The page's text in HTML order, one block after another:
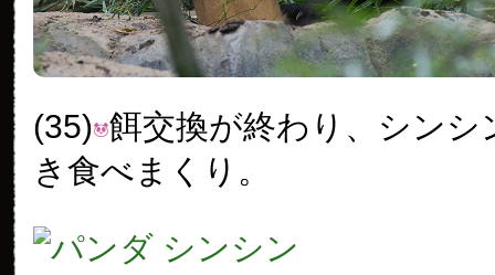
(35) 餌交換が終わり、シンシ
き食べまくり。